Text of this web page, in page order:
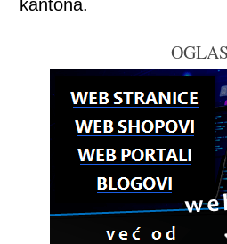
kantona.
OGLAS